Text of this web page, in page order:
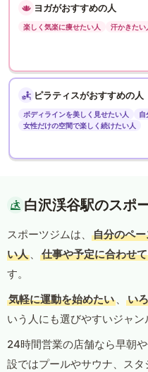
ヨガがおすすめの人
楽しく気楽に痩せたい人 汗かきたい
ピラティスがおすすめの人
ボディラインを美しく見せたい人
自
女性だけの空間で楽しく続けたい人
白沢渓谷駅のスポ
スポーツジムは、
自分のペ
い人 、 仕事や予定に合わせ
す。
気軽に運動を始めたい 、 い
いう人にも選びやすいジャン
24時間営業の店舗なら早朝
設ではプールやサウナ、ス